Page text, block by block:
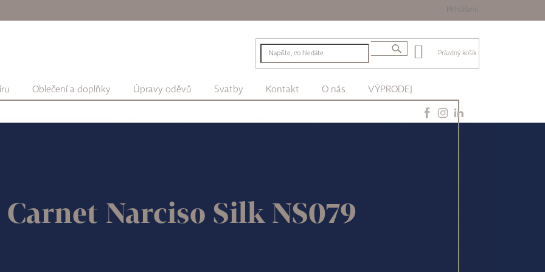
Přihlášení
Prázdný košík
Oblečení a doplňky Úpravy oděvů Svatby Kontakt O nás VÝPRODEJ
Narciso Silk NS079